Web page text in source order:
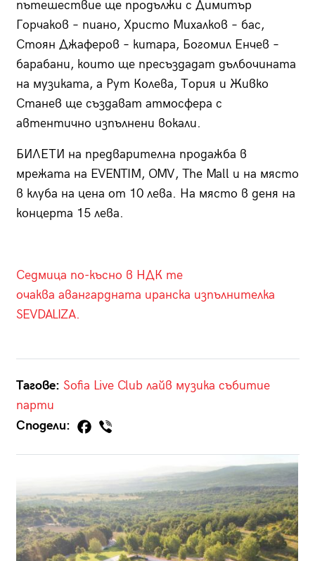
пътешествие ще продължи с Димитър
Горчаков – пиано, Христо Михалков – бас,
Стоян Джаферов – китара, Богомил Енчев –
барабани, които ще пресъздадат дълбочината
на музиката, а Рут Колева, Тория и Живко
Станев ще създават атмосфера с
автентично изпълнени вокали.
БИЛЕТИ на предварителна продажба в
мрежата на EVENTIM, OMV, The Mall и на място
в клуба на цена от 10 лева. На място в деня на
концерта 15 лева.
Седмица по-късно в НДК те
очаква авангардната иранска изпълнителка
SEVDALIZA.
Тагове: Sofia Live Club лайв музика събитие
парти
Сподели: